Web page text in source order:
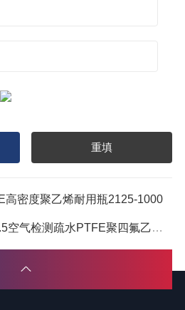
高密度聚乙烯耐用瓶2125-1000
测疏水PTFE聚四氟乙烯过滤膜R2PJ047